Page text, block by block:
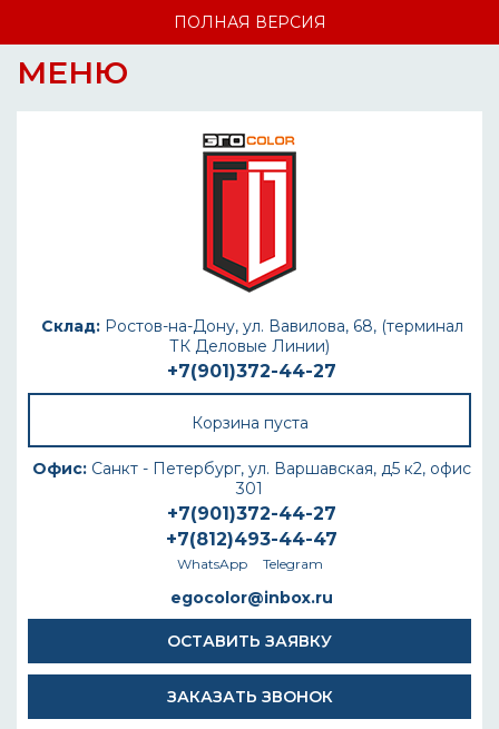
ПОЛНАЯ ВЕРСИЯ
МЕНЮ
Склад:Ростов-на-Дону, ул. Вавилова, 68, (терминал
ТК Деловые Линии)
+7(901)372-44-27
Корзина пуста
Офис: Санкт - Петербург, ул. Варшавская, д5 к2, офис
301
+7(901)372-44-27
+7(812)493-44-47
WhatsApp Telegram
egocolor@inbox.ru
ОСТАВИТЬ ЗАЯВКУ
ЗАКАЗАТЬ ЗВОНОК